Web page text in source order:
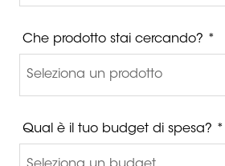
Che prodotto stai cercando? *
Qual è il tuo budget di spesa? *